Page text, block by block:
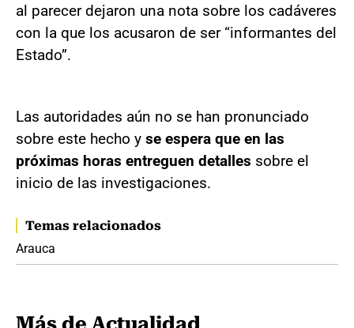
al parecer dejaron una nota sobre los cadáveres
con la que los acusaron de ser “informantes del
Estado”.
Las autoridades aún no se han pronunciado
sobre este hecho y se espera que en las
próximas horas entreguen detalles sobre el
inicio de las investigaciones.
Temas relacionados
Arauca
Más de Actualidad